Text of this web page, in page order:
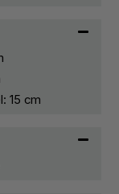
15 cm